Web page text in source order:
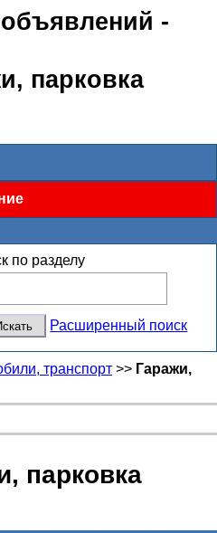
-
парковка
по разделу
Расширенный поиск
транспорт >> Гаражи,
парковка